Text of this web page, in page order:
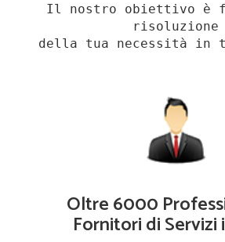
Il nostro obiettivo è
risoluzione
della tua necessità in
Oltre 6000
Fornitori di Servizi